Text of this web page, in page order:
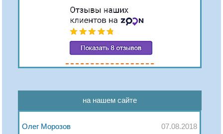
на нашем сайте
Олег Морозов 07.08.2018